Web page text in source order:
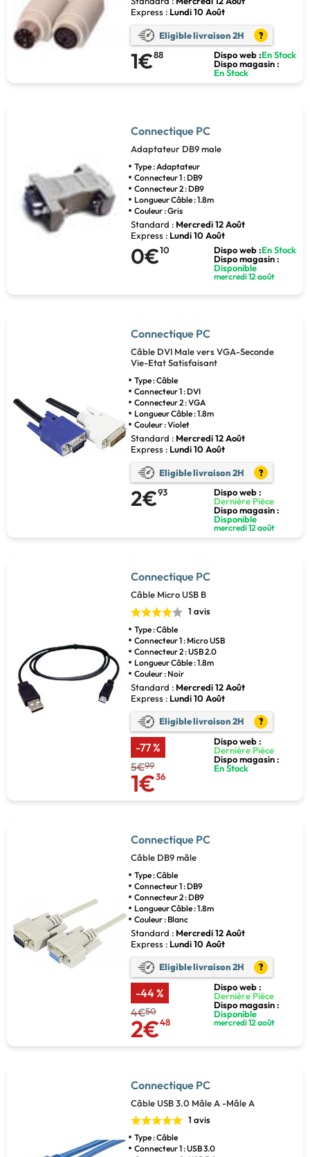
Express : Lundi 10 Août
Eligible livraison 2H ?
1€88 Dispo web :En Stock
Dispo magasin :
En Stock
Connectique PC
Adaptateur DB9 male
Type : Adaptateur
Connecteur 1 : DB9
Connecteur 2 : DB9
Longueur Câble : 1.8m
Couleur : Gris
Standard : Mercredi 12 Août
Express : Lundi 10 Août
0€10 Dispo web :En Stock
Dispo magasin :
Disponible
mercredi 12 août
Connectique PC
Câble DVI Male vers VGA-Seconde
Vie-Etat Satisfaisant
Type : Câble
Connecteur 1 : DVI
Connecteur 2 : VGA
Longueur Câble : 1.8m
Couleur : Violet
Standard : Mercredi 12 Août
Express : Lundi 10 Août
Eligible livraison 2H ?
2€93
Dispo web :
Dernière Pièce
Dispo magasin :
Disponible
mercredi 12 août
Connectique PC
Câble Micro USB B
1 avis
Type : Câble
Connecteur 1 : Micro USB
Connecteur 2 : USB 2.0
Longueur Câble : 1.8m
Couleur : Noir
Standard : Mercredi 12 Août
Express : Lundi 10 Août
Eligible livraison 2H ?
-77 %
5€99
1€36
Dispo web :
Dernière Pièce
Dispo magasin :
En Stock
Connectique PC
Câble DB9 mâle
Type : Câble
Connecteur 1 : DB9
Connecteur 2 : DB9
Longueur Câble : 1.8m
Couleur : Blanc
Standard : Mercredi 12 Août
Express : Lundi 10 Août
Eligible livraison 2H ?
-44 %
4€50
2€48
Dispo web :
Dernière Pièce
Dispo magasin :
Disponible
mercredi 12 août
Connectique PC
Câble USB 3.0 Mâle A -Mâle A
1 avis
Type : Câble
Connecteur 1 : USB 3.0